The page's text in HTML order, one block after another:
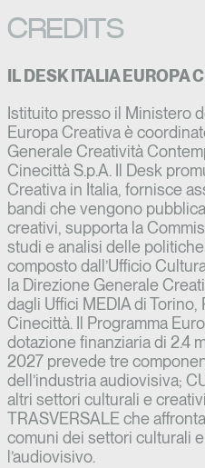
CREDITS
IL DESK ITALIA EUROPA
Istituito presso il Ministero
Europa Creativa è
Generale Creatività
Cinecittà S.p.A. Il Desk
Creativa in Italia, fornisce
bandi che vengono
creativi, supporta la
studi e analisi delle
composto dall’Ufficio
la Direzione Generale
dagli Uffici MEDIA di
Cinecittà. Il Programma
dotazione finanziaria di 2.4
2027 prevede tre
dell’industria audiovisiva;
altri settori culturali e
TRASVERSALE che
comuni dei settori culturali
l’audiovisivo.